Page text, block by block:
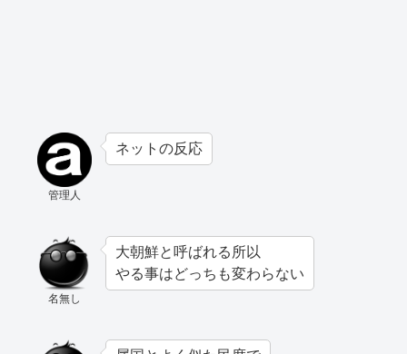
管理人
ネットの反応
名無し
大朝鮮と呼ばれる所以
やる事はどっちも変わらない